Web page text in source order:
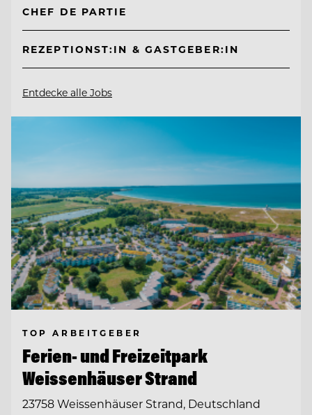
CHEF DE PARTIE
REZEPTIONST:IN & GASTGEBER:IN
Entdecke alle Jobs
TOP ARBEITGEBER
Ferien- und Freizeitpark
Weissenhäuser Strand
23758 Weissenhäuser Strand, Deutschland